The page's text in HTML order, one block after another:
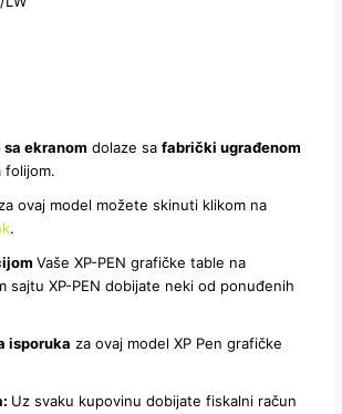
ekranom dolaze safabrički ugrađenom
folijom.
za ovaj model možete skinuti klikom na
.
Vaše XP-PEN grafičke table na
sajtu XP-PEN dobijate neki od ponuđenih
isporuka za ovaj model XP Pen grafičke
Uz svaku kupovinu dobijate fiskalni račun